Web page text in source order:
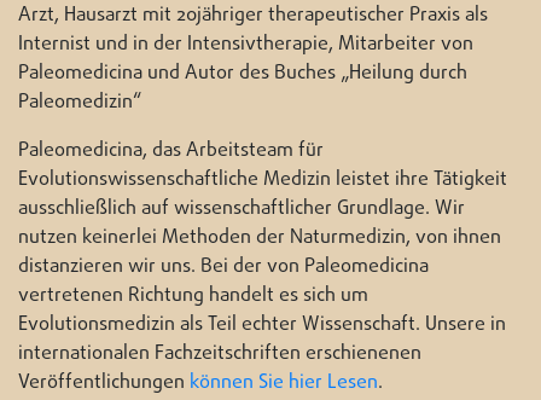
Arzt, Hausarzt mit 20jähriger therapeutischer Praxis als
Internist und in der Intensivtherapie, Mitarbeiter von
Paleomedicina und Autor des Buches „Heilung durch
Paleomedizin“
Paleomedicina, das Arbeitsteam für
Evolutionswissenschaftliche Medizin leistet ihre Tätigkeit
ausschließlich auf wissenschaftlicher Grundlage. Wir
nutzen keinerlei Methoden der Naturmedizin, von ihnen
distanzieren wir uns. Bei der von Paleomedicina
vertretenen Richtung handelt es sich um
Evolutionsmedizin als Teil echter Wissenschaft. Unsere in
internationalen Fachzeitschriften erschienenen
Veröffentlichungen können Sie hier Lesen.